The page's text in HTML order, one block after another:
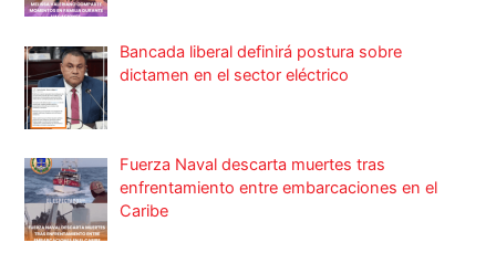
Bancada liberal definirá postura sobre
dictamen en el sector eléctrico
Fuerza Naval descarta muertes tras
enfrentamiento entre embarcaciones en el
Caribe